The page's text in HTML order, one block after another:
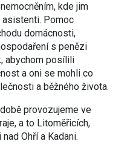
kde jim
asistenti. Pomoc
domácnosti,
s penězi
abychom posílili
a oni se mohli co
a běžného života.
provozujeme ve
a to Litoměřicích,
Ohří a Kadani.